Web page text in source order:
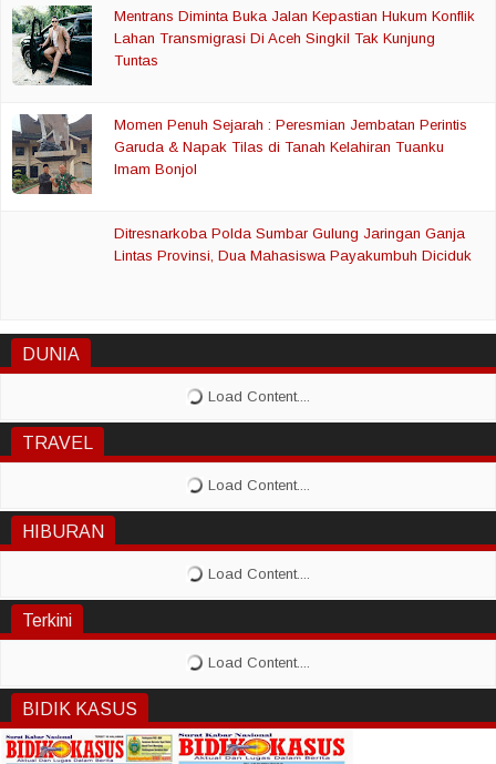
Mentrans Diminta Buka Jalan Kepastian Hukum Konflik
Lahan Transmigrasi Di Aceh Singkil Tak Kunjung
Tuntas
Momen Penuh Sejarah : Peresmian Jembatan Perintis
Garuda & Napak Tilas di Tanah Kelahiran Tuanku
Imam Bonjol
Ditresnarkoba Polda Sumbar Gulung Jaringan Ganja
Lintas Provinsi, Dua Mahasiswa Payakumbuh Diciduk
DUNIA
TRAVEL
HIBURAN
Terkini
BIDIK KASUS